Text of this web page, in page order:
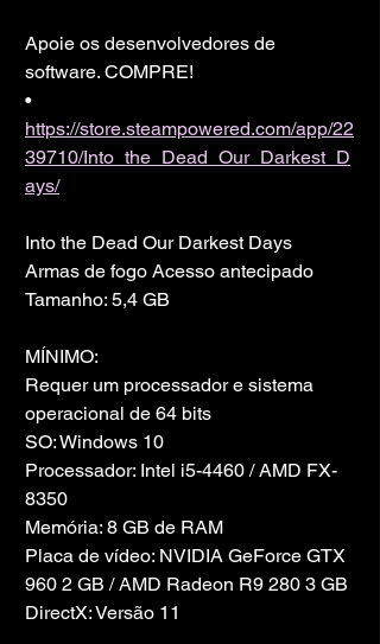
Apoie os desenvolvedores de
software. COMPRE!
•
https://store.steampowered.com/app/22
39710/Into_the_Dead_Our_Darkest_D
ays/
Into the Dead Our Darkest Days
Armas de fogo Acesso antecipado
Tamanho: 5,4 GB
MÍNIMO:
Requer um processador e sistema
operacional de 64 bits
SO: Windows 10
Processador: Intel i5-4460 / AMD FX-
8350
Memória: 8 GB de RAM
Placa de vídeo: NVIDIA GeForce GTX
960 2 GB / AMD Radeon R9 280 3 GB
DirectX: Versão 11